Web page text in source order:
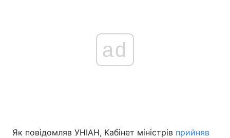
ad
Як повідомляв УНІАН, Кабінет міністрів прийняв